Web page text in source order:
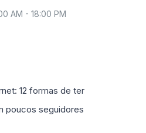
AM - 18:00 PM
12 formas de ter
poucos seguidores